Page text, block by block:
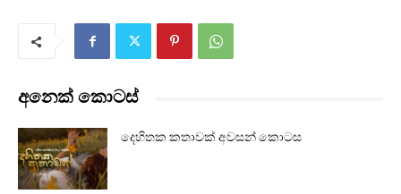
අනෙක් කොටස්
දෙහිතක කතාවක් අවසන් කොටස